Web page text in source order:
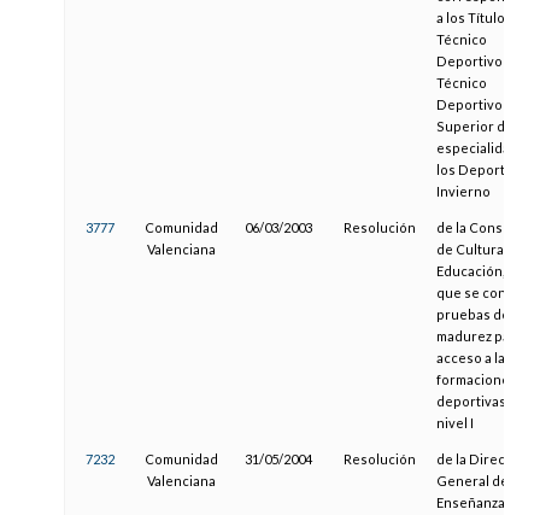
a los Títulos de
Técnico
Deportivo y
Técnico
Deportivo
Superior de las
especialidades
los Deportes de
Invierno
3777
Comunidad
Valenciana
06/03/2003 Resolución
de la
de Cultura y
Educación, por
que se
pruebas de
madurez para el
acceso a las
formaciones
deportivas de
nivel I
7232
Comunidad
Valenciana
31/05/2004 Resolución
de la Dirección
General de
Enseñanza, por